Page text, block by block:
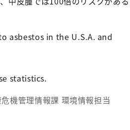
asbestos in the U.S.A. and
statistics.
機管理情報課 環境情報担当